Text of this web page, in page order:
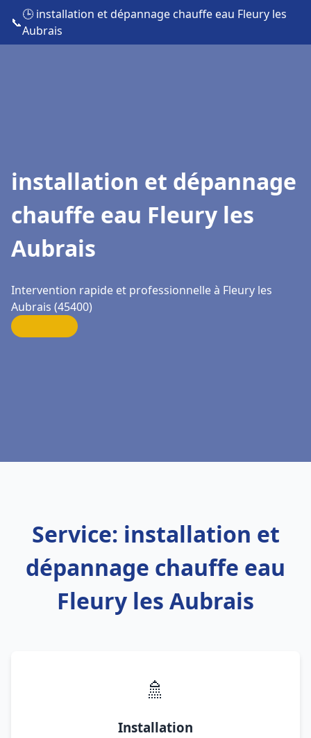
📞
🕒 installation et dépannage chauffe eau Fleury les
Aubrais
installation et dépannage
chauffe eau Fleury les
Aubrais
Intervention rapide et professionnelle à Fleury les
Aubrais (45400)
Service: installation et
dépannage chauffe eau
Fleury les Aubrais
🚿
Installation